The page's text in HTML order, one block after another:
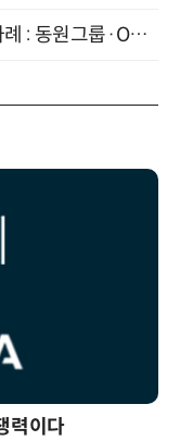
B2B에서 B2C까지, 현장 실제 운영사례 : 동원그룹·OCI·다이닝브랜즈그룹·당근 (8/27)
력이다